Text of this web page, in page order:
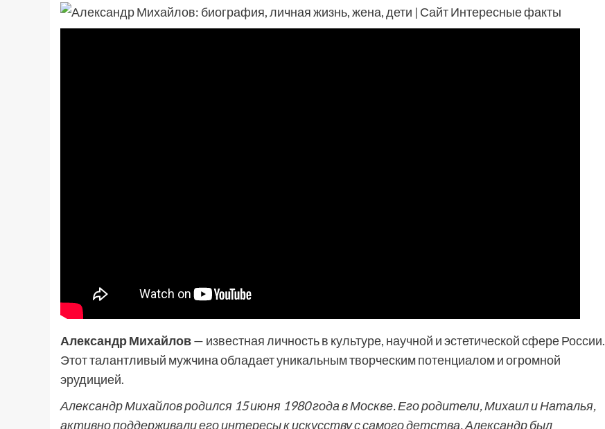
Александр Михайлов— известная личность в культуре, научной и эстетической сфере России.
Этот талантливый мужчина обладает уникальным творческим потенциалом и огромной
эрудицией.
Александр Михайлов родился 15 июня 1980 года в Москве. Его родители, Михаил и Наталья,
активно поддерживали его интересы к искусству с самого детства. Александр был